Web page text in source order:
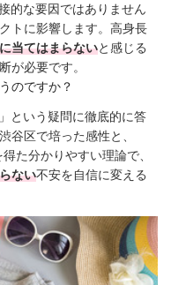
的な要因ではありません
トに影響します。高身長
当てはまらないと感じる
が必要です。
のですか？
という疑問に徹底的に答
谷区で培った感性と、
た分かりやすい理論で、
ない不安を自信に変える